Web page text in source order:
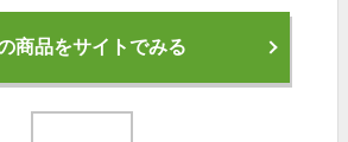
商品をサイトでみる